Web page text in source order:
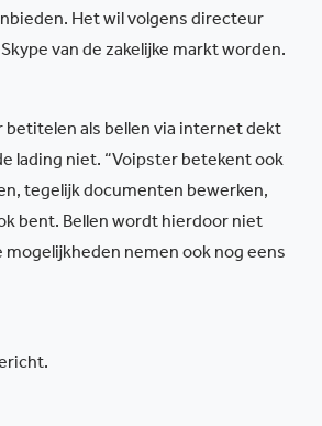
Het wil volgens directeur
van de zakelijke markt worden.
betitelen als bellen via internet dekt
lading niet. “Voipster betekent ook
tegelijk documenten bewerken,
bent. Bellen wordt hierdoor niet
mogelijkheden nemen ook nog eens